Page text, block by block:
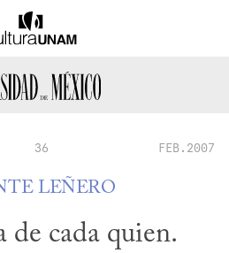
36 FEB.2007
LEÑERO
de cada quien.